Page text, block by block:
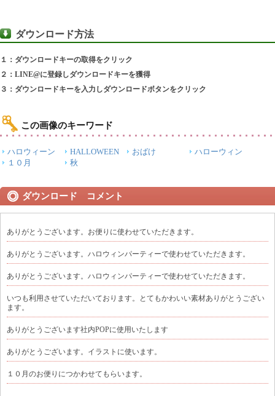
ダウンロード方法
１：ダウンロードキーの取得をクリック
２：LINE@に登録しダウンロードキーを獲得
３：ダウンロードキーを入力しダウンロードボタンをクリック
この画像のキーワード
ハロウィーン HALLOWEEN おばけ
ハローウィン
１０月
秋
ダウンロード コメント
ありがとうございます。お便りに使わせていただきます。
ありがとうございます。ハロウィンパーティーで使わせていただきます。
ありがとうございます。ハロウィンパーティーで使わせていただきます。
いつも利用させていただいております。とてもかわいい素材ありがとうござい
ます。
ありがとうございます社内POPに使用いたします
ありがとうございます。イラストに使います。
１０月のお便りにつかわせてもらいます。